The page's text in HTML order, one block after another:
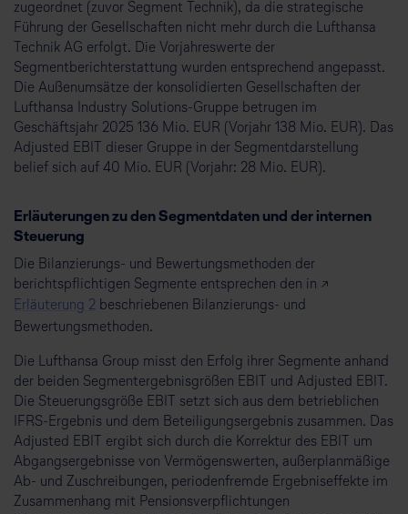
zugeordnet (zuvor Segment Technik), da die strategische
Führung der Gesellschaften nicht mehr durch die Lufthansa
Technik AG erfolgt. Die Vorjahreswerte der
Segmentberichterstattung wurden entsprechend angepasst.
Die Außenumsätze der konsolidierten Gesellschaften der
Lufthansa Industry Solutions-Gruppe betrugen im
Geschäftsjahr 2025 136 Mio. EUR (Vorjahr 138 Mio. EUR). Das
Adjusted EBIT dieser Gruppe in der Segmentdarstellung
belief sich auf 40 Mio. EUR (Vorjahr: 28 Mio. EUR).
Erläuterungen zu den Segmentdaten und der internen
Steuerung
Die Bilanzierungs- und Bewertungsmethoden der
berichtspflichtigen Segmente entsprechen den in ↗
Erläuterung 2 beschriebenen Bilanzierungs- und
Bewertungsmethoden.
Die Lufthansa Group misst den Erfolg ihrer Segmente anhand
der beiden Segmentergebnisgrößen EBIT und Adjusted EBIT.
Die Steuerungsgröße EBIT setzt sich aus dem betrieblichen
IFRS-Ergebnis und dem Beteiligungsergebnis zusammen. Das
Adjusted EBIT ergibt sich durch die Korrektur des EBIT um
Abgangsergebnisse von Vermögenswerten, außerplanmäßige
Ab- und Zuschreibungen, periodenfremde Ergebniseffekte im
Zusammenhang mit Pensionsverpflichtungen